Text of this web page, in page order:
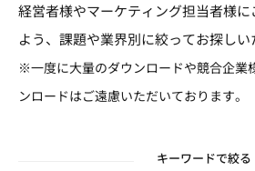
経営者様やマーケティング担当者様
よう、課題や業界別に絞ってお探しい
※一度に大量のダウンロードや競合企業
ンロードはご遠慮いただいております。
キーワードで絞る